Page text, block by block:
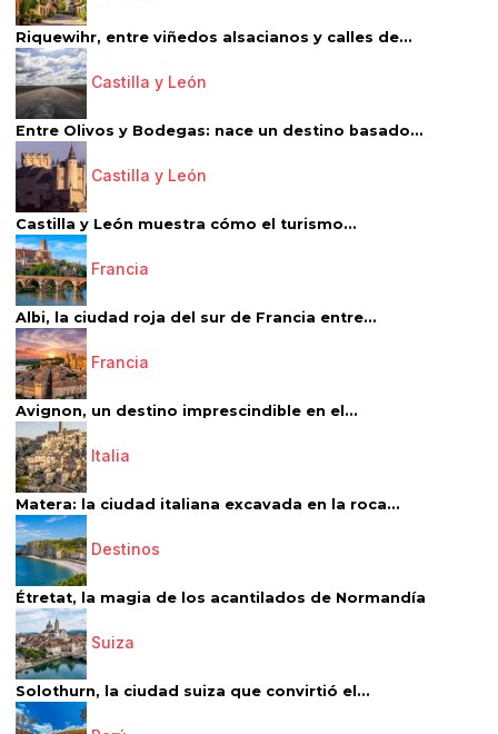
Riquewihr, entre viñedos alsacianos y calles de...
Castilla y León
Entre Olivos y Bodegas: nace un destino basado...
Castilla y León
Castilla y León muestra cómo el turismo...
Francia
Albi, la ciudad roja del sur de Francia entre...
Francia
Avignon, un destino imprescindible en el...
Italia
Matera: la ciudad italiana excavada en la roca...
Destinos
Étretat, la magia de los acantilados de Normandía
Suiza
Solothurn, la ciudad suiza que convirtió el...